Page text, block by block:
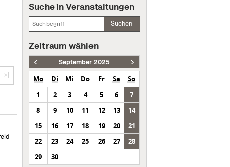
>|
Suche in Veranstaltungen
Suchen
Zeitraum wählen
September 2025
Mo Di Mi Do Fr Sa
So
1
2 3 4 5 6
7
8
9 10 11 12 13
14
15
16 17 18 19 20
21
22
23 24 25 26 27
28
29
30